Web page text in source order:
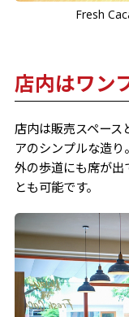
Fresh
店内はワン
店内は販売スペース
アのシンプルな造り。
外の歩道にも席が出
とも可能です。